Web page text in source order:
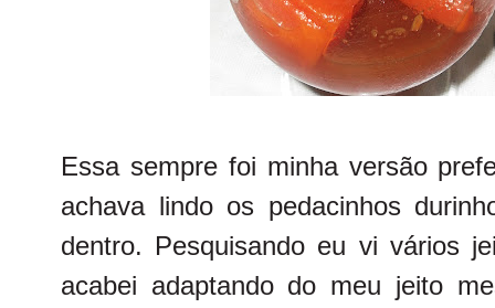
Essa sempre foi minha versão
achava lindo os pedacinhos
dentro. Pesquisando eu vi vários
acabei adaptando do meu jeito